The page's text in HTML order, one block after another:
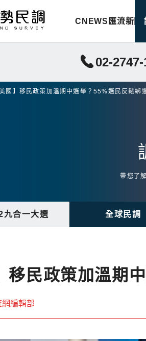
CNEWS匯流新聞
02-
國】移民政策加溫期中選舉？55%選民反鬆綁
帶您了
九合一大選 全球民調
移民政策加溫期
網編輯部